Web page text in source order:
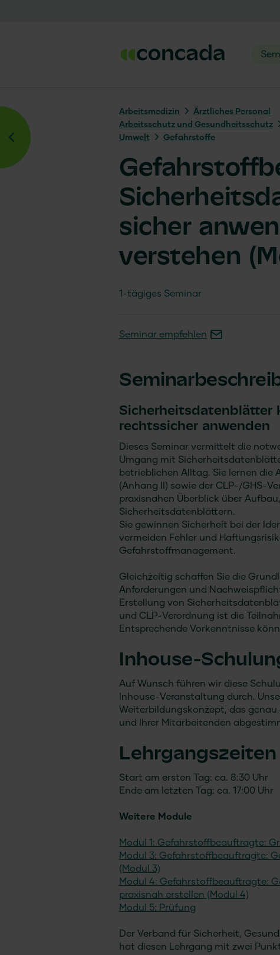
Arbeits­medizin
Ärztliches Personal
Arbeitsschutz und Gesundheitsschutz
Umwelt
Gefahrstoffe
sicher
verstehen
1-tägiges Seminar
Seminar empfehlen
Sicherheitsdatenblätter
rechtssicher anwenden
Dieses Seminar vermittelt die
Umgang mit
betrieblichen Alltag. Sie lernen die
(Anhang II) sowie der CLP-/GHS-
praxisnahen Überblick über
Sicherheitsdatenblättern.
Sie gewinnen Sicherheit bei der
vermeiden Fehler und
Gefahrstoffmanagement.
Gleichzeitig schaffen Sie die
Anforderungen und
Erstellung von
und CLP-Verordnung ist die
Entsprechende Vorkenntnisse
Inhouse-
Auf Wunsch führen wir diese
Inhouse-Veranstaltung durch.
Weiterbildungskonzept, das genau
und Ihrer Mitarbeitenden
Lehrgangszeiten
Start am ersten Tag: ca. 8:30 Uhr
Ende am letzten Tag: ca. 17:00 Uhr
Weitere Module
Modul 1: Gefahrstoffbeauftragte:
Modul 3: Gefahrstoffbeauftragte:
(Modul 3)
Modul 4: Gefahrstoffbeauftragte:
praxisnah erstellen (Modul 4)
Modul 5: Prüfung
Der Verband für Sicherheit,
hat diesen Lehrgang mit zwei